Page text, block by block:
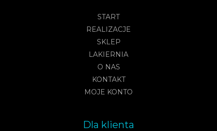
START
REALIZACJE
SKLEP
LAKIERNIA
O NAS
KONTAKT
MOJE KONTO
Dla klienta